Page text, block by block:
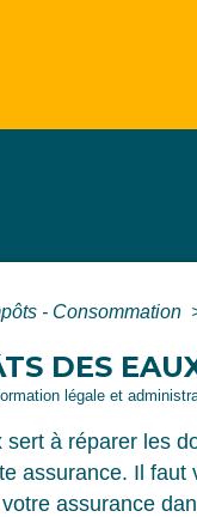
- Consommation
DES
légale et
à réparer les
assurance. Il
assurance